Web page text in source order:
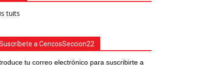
tuits
a CencosSeccion22
tu correo electrónico para suscribirte a